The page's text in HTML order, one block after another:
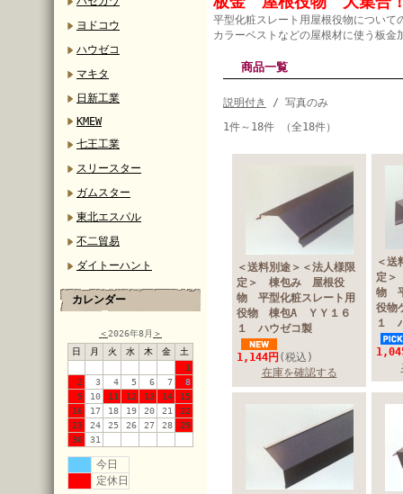
ヨドコウ
ハウゼコ
マキタ
日新工業
KMEW
七王工業
スリースター
ガムスター
東北エスパル
不二貿易
ダイトーハント
カレンダー
＜2026年8月 ＞
日
月 火 水 木 金
土
1
2
3 4 5 6 7
8
9
10 11 12 13 14
15
16
17 18 19 20 21
22
23
24 25 26 27 28
29
30
31
今日
定休日
平型化粧スレート用屋根役物について
カラーベストなどの屋根材に使う板金
商品一覧
説明付き
/ 写真のみ
1件～18件 （全18件）
＜送料別途＞＜法人様限
定＞ 棟包み 屋根役
物 平型化粧スレート用
役物 棟包A ＹＹ１６
１ ハウゼコ製
1,144円 (税込)
在庫を確認する
＜送
定
物
役物
１